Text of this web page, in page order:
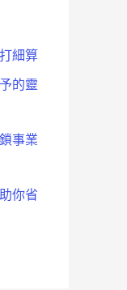
細算
的靈
事業
你省